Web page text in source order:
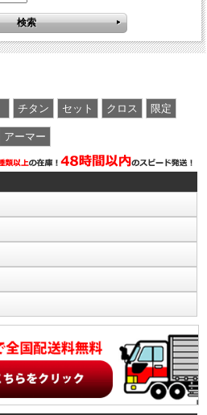
チタン セット クロス 限定
アーマー